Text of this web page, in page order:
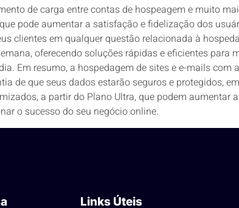
de carga entre contas de hospeagem e muito
pode aumentar a satisfação e fidelização dos
clientes em qualquer questão relacionada à
oferecendo soluções rápidas e eficientes para
Em resumo, a hospedagem de sites e e-mails
de que seus dados estarão seguros e protegidos,
a partir do Plano Ultra, que podem aumentar
o sucesso do seu negócio online.
Links Úteis